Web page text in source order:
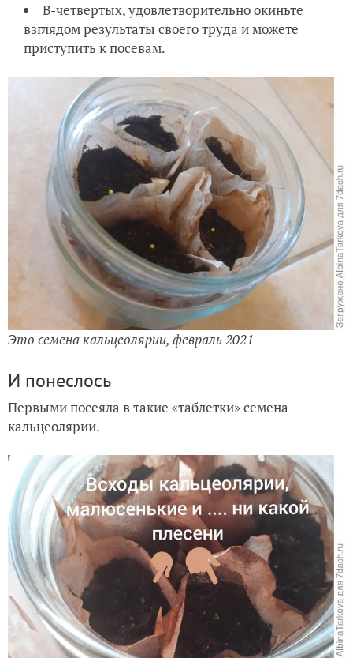
В-четвертых, удовлетворительно окиньте
взглядом результаты своего труда и можете
приступить к посевам.
Это семена кальцеолярии, февраль 2021
И понеслось
Первыми посеяла в такие «таблетки» семена
кальцеолярии.